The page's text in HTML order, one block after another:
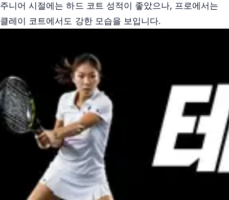
주니어 시절에는 하드 코트 성적이 좋았으나, 프로에서는
클레이 코트에서도 강한 모습을 보입니다.